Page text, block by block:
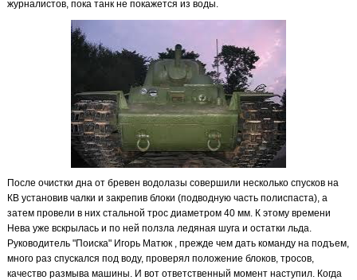
журналистов, пока танк не покажется из воды.
После очистки дна от бревен водолазы совершили несколько спусков на
КВ установив чалки и закрепив блоки (подводную часть полиспаста), а
затем провели в них стальной трос диаметром 40 мм. К этому времени
Нева уже вскрылась и по ней ползла ледяная шуга и остатки льда.
Руководитель "Поиска" Игорь Матюк , прежде чем дать команду на подъем,
много раз спускался под воду, проверял положение блоков, тросов,
качество размыва машины. И вот ответственный момент наступил. Когда